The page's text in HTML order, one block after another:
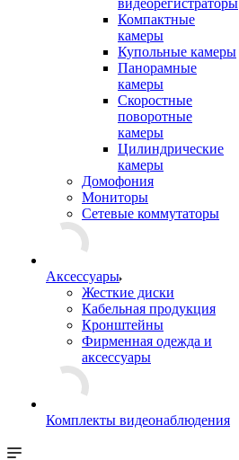
видеорегистраторы
Компактные
камеры
Купольные камеры
Панорамные
камеры
Скоростные
поворотные
камеры
Цилиндрические
камеры
Домофония
Мониторы
Сетевые коммутаторы
Аксессуары
Жесткие диски
Кабельная продукция
Кронштейны
Фирменная одежда и
аксессуары
Комплекты видеонаблюдения